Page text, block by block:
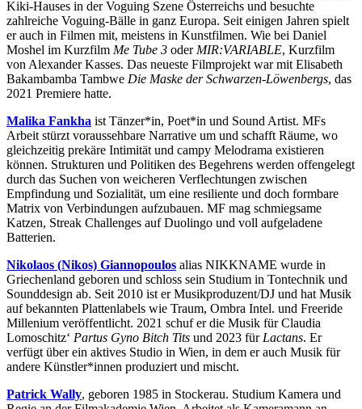
Kiki-Hauses in der Voguing Szene Österreichs und besuchte
zahlreiche Voguing-Bälle in ganz Europa. Seit einigen Jahren spielt
er auch in Filmen mit, meistens in Kunstfilmen. Wie bei Daniel
Moshel im Kurzfilm Me Tube 3 oder MIR:VARIABLE, Kurzfilm
von Alexander Kasses. Das neueste Filmprojekt war mit Elisabeth
Bakambamba Tambwe Die Maske der Schwarzen-Löwenbergs, das
2021 Premiere hatte.
Malika Fankha ist Tänzer*in, Poet*in und Sound Artist. MFs
Arbeit stürzt voraussehbare Narrative um und schafft Räume, wo
gleichzeitig prekäre Intimität und campy Melodrama existieren
können. Strukturen und Politiken des Begehrens werden offengelegt
durch das Suchen von weicheren Verflechtungen zwischen
Empfindung und Sozialität, um eine resiliente und doch formbare
Matrix von Verbindungen aufzubauen. MF mag schmiegsame
Katzen, Streak Challenges auf Duolingo und voll aufgeladene
Batterien.
Nikolaos (Nikos) Giannopoulos alias NIKKNAME wurde in
Griechenland geboren und schloss sein Studium in Tontechnik und
Sounddesign ab. Seit 2010 ist er Musikproduzent/DJ und hat Musik
auf bekannten Plattenlabels wie Traum, Ombra Intel. und Freeride
Millenium veröffentlicht. 2021 schuf er die Musik für Claudia
Lomoschitz‘ Partus Gyno Bitch Tits und 2023 für Lactans. Er
verfügt über ein aktives Studio in Wien, in dem er auch Musik für
andere Künstler*innen produziert und mischt.
Patrick Wally, geboren 1985 in Stockerau. Studium Kamera und